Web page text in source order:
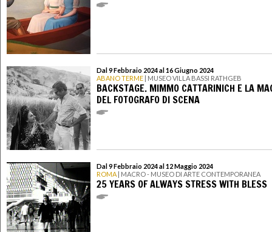
Dal 9 Febbraio 2024 al 16 Giugno 2024
ABANO TERME | MUSEO VILLA BASSI RATHGEB
BACKSTAGE. MIMMO CATTARINICH E LA
DEL FOTOGRAFO DI SCENA
Dal 9 Febbraio 2024 al 12 Maggio 2024
ROMA | MACRO - MUSEO DI ARTE CONTEMPORANEA
25 YEARS OF ALWAYS STRESS WITH BLESS